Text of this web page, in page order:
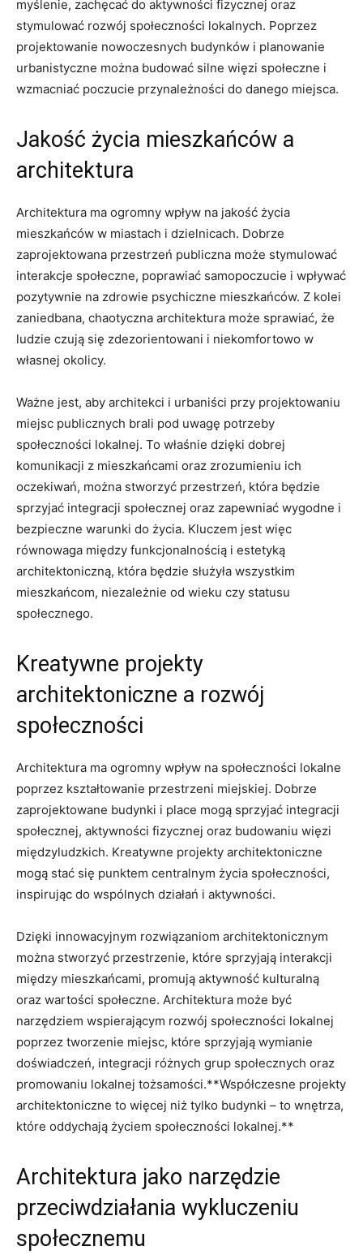
myślenie, zachęcać do‍ aktywności fizycznej oraz
stymulować rozwój społeczności ​lokalnych. ⁣Poprzez
projektowanie nowoczesnych budynków i‌ planowanie
⁣urbanistyczne można budować ​silne ⁢więzi społeczne i
wzmacniać poczucie⁤ przynależności do danego miejsca.
Jakość życia mieszkańców ⁢a⁣
architektura
Architektura ma ogromny wpływ na ​jakość życia
mieszkańców w miastach i dzielnicach. Dobrze
‍zaprojektowana przestrzeń publiczna może ‍stymulować
interakcje społeczne, poprawiać samopoczucie i wpływać⁤
pozytywnie na zdrowie psychiczne mieszkańców. Z kolei
zaniedbana, chaotyczna architektura może sprawiać, że
‌ludzie czują ⁢się⁢ zdezorientowani i niekomfortowo w
własnej okolicy.
Ważne‍ jest, aby architekci i urbaniści ​przy projektowaniu
miejsc publicznych brali pod uwagę potrzeby⁢
społeczności lokalnej. To właśnie dzięki dobrej
komunikacji ‌z mieszkańcami oraz zrozumieniu ich
oczekiwań, można ‌stworzyć⁣ przestrzeń, ​która będzie
‌sprzyjać integracji społecznej oraz zapewniać wygodne i
bezpieczne warunki do⁢ życia. Kluczem jest więc
równowaga ⁣między funkcjonalnością i estetyką
‍architektoniczną, która ​będzie⁤ służyła wszystkim
mieszkańcom, ​niezależnie od ⁤wieku⁤ czy statusu​
społecznego.
Kreatywne projekty
architektoniczne a rozwój
społeczności
Architektura ma ogromny wpływ na społeczności lokalne
poprzez kształtowanie przestrzeni miejskiej. Dobrze
zaprojektowane budynki i place⁢ mogą sprzyjać integracji
⁣społecznej, aktywności fizycznej oraz budowaniu​ więzi
międzyludzkich. Kreatywne ⁣projekty architektoniczne
mogą stać się punktem‌ centralnym życia społeczności,
inspirując do ‌wspólnych działań i aktywności.
Dzięki innowacyjnym rozwiązaniom architektonicznym
‌można stworzyć przestrzenie, które ⁢sprzyjają interakcji
⁣między mieszkańcami, promują aktywność⁤ kulturalną
oraz wartości społeczne. Architektura może być
narzędziem wspierającym rozwój społeczności lokalnej‍
poprzez tworzenie ⁢miejsc, które sprzyjają wymianie ​
doświadczeń, integracji różnych grup społecznych⁣ oraz
promowaniu lokalnej tożsamości.**Współczesne projekty
architektoniczne to więcej ‍niż tylko budynki – to⁢ wnętrza,⁢
które oddychają życiem społeczności lokalnej.**
Architektura jako narzędzie
przeciwdziałania ‍wykluczeniu
społecznemu